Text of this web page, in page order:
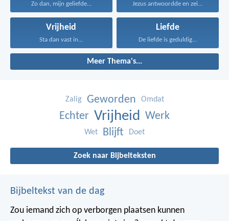
Zo dan, mijn geliefde... Jezus antwoordde en zei...
Vrijheid
Sta dan vast in...
Liefde
De liefde is geduldig...
Meer Thema's...
Zalig Geworden Omdat
Echter Vrijheid Werk
Wet Blijft Doet
Zoek naar Bijbelteksten
Bijbeltekst van de dag
Zou iemand zich op verborgen plaatsen kunnen